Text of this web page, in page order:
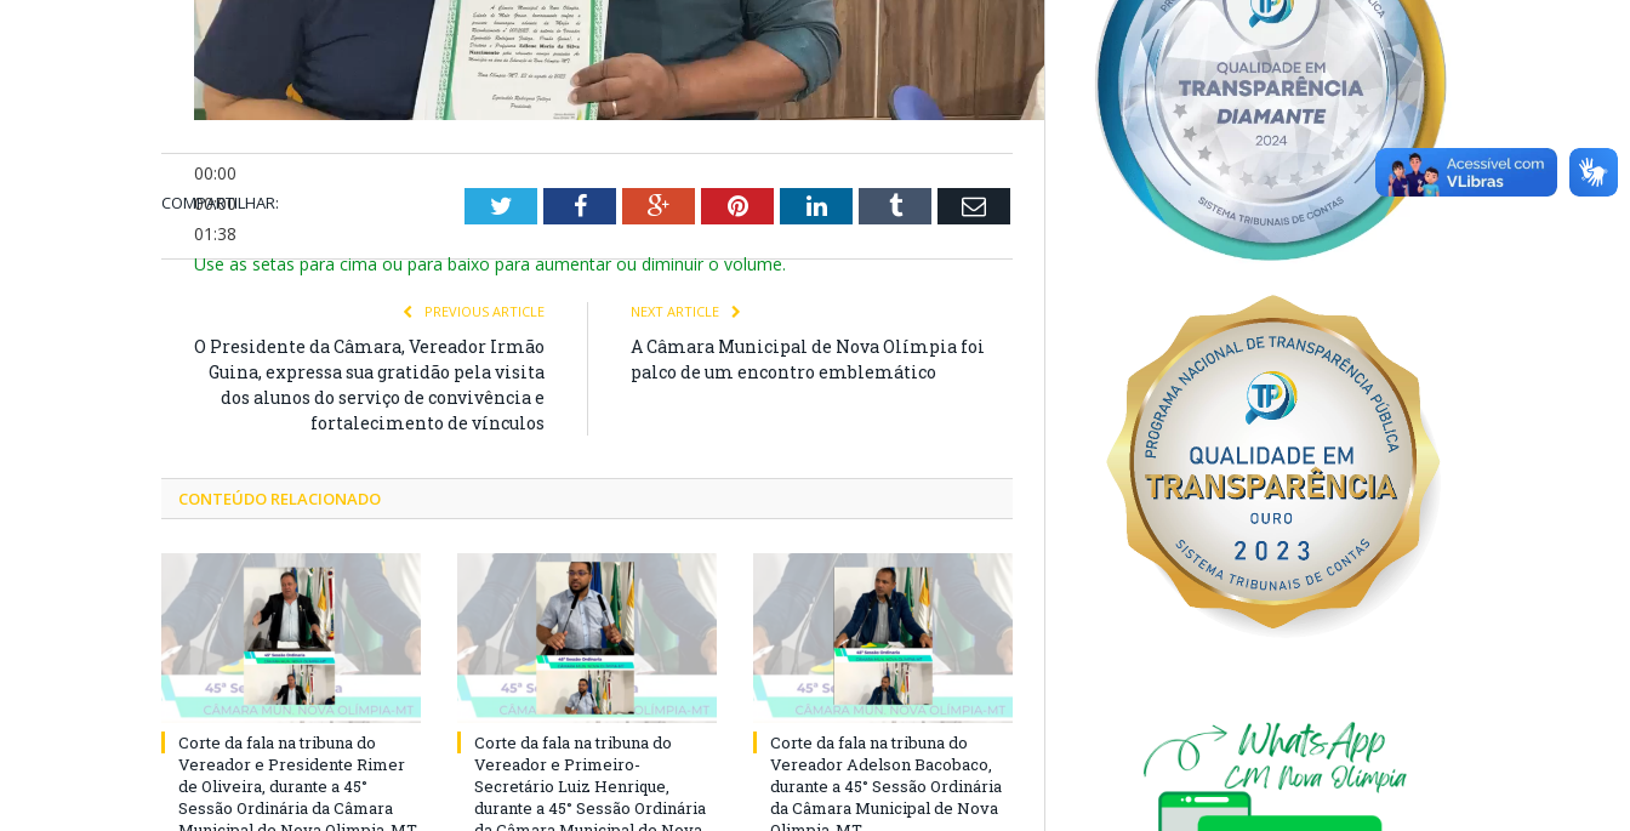
00:00
00:00
01:38
Use as setas para cima ou para baixo para aumentar ou diminuir o volume.
COMPARTILHAR: TwitterFacebookGoogle+PinterestLinkedInTumblr Email
PREVIOUS ARTICLE
O Presidente da Câmara, Vereador Irmão
Guina, expressa sua gratidão pela visita
dos alunos do serviço de convivência e
fortalecimento de vínculos
NEXT ARTICLE
A Câmara Municipal de Nova Olímpia foi
palco de um encontro emblemático
CONTEÚDO RELACIONADO
Corte da fala na tribuna do
Vereador e Presidente Rimer
de Oliveira, durante a 45°
Sessão Ordinária da Câmara
Corte da fala na tribuna do
Vereador e Primeiro-
Secretário Luiz Henrique,
durante a 45° Sessão Ordinária
Corte da fala na tribuna do
Vereador Adelson Bacobaco,
durante a 45° Sessão Ordinária
da Câmara Municipal de Nova